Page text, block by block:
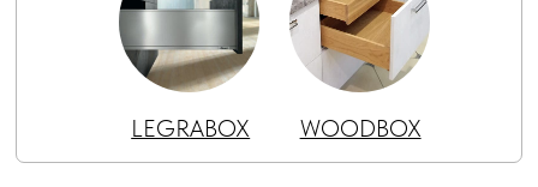
Сетки в
высокие
шкафы